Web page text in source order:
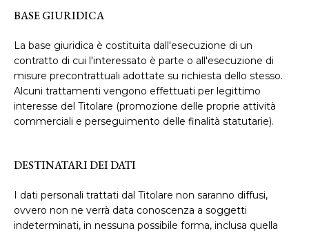
BASE GIURIDICA
La base giuridica è costituita dall'esecuzione di un
contratto di cui l'interessato è parte o all'esecuzione di
misure precontrattuali adottate su richiesta dello stesso.
Alcuni trattamenti vengono effettuati per legittimo
interesse del Titolare (promozione delle proprie attività
commerciali e perseguimento delle finalità statutarie).
DESTINATARI DEI DATI
I dati personali trattati dal Titolare non saranno diffusi,
ovvero non ne verrà data conoscenza a soggetti
indeterminati, in nessuna possibile forma, inclusa quella